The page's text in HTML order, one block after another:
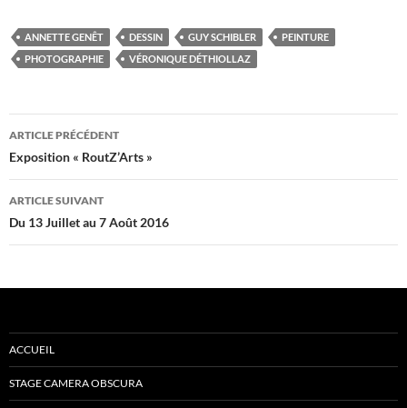
ANNETTE GENÊT DESSIN GUY SCHIBLER
PEINTURE
PHOTOGRAPHIE
VÉRONIQUE DÉTHIOLLAZ
Navigation
des
articles
ARTICLE PRÉCÉDENT
Exposition « RoutZ’Arts »
ARTICLE SUIVANT
Du 13 Juillet au 7 Août 2016
ACCUEIL
STAGE CAMERA OBSCURA